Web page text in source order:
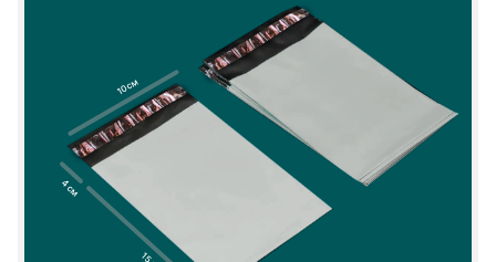
10 см
4 см